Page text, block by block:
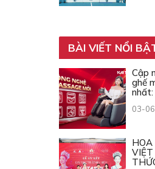
BÀI VIẾT NỔI
Cập
ghế
03-
HOA
VIỆT